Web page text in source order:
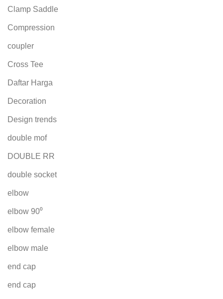
Clamp Saddle
Compression
coupler
Cross Tee
Daftar Harga
Decoration
Design trends
double mof
DOUBLE RR
double socket
elbow
elbow 90⁰
elbow female
elbow male
end cap
end cap